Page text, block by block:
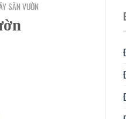
SÂN VƯỜN